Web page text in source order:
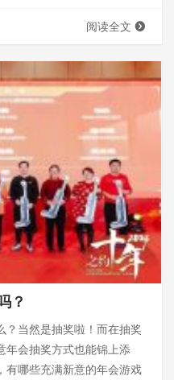
阅读全文
？
？当然是抽奖啦！而在抽奖
年会抽奖方式也能锦上添
有哪些充满新意的年会游戏